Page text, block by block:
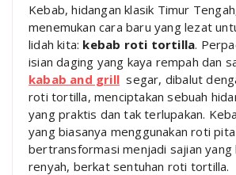
Kebab, hidangan klasik Timur
menemukan cara baru yang lezat
lidah kita: kebab roti tortilla.
isian daging yang kaya rempah dan
kabab and grill segar, dibalut
roti tortilla, menciptakan sebuah
yang praktis dan tak terlupakan.
yang biasanya menggunakan roti
bertransformasi menjadi sajian yang
renyah, berkat sentuhan roti tortilla.